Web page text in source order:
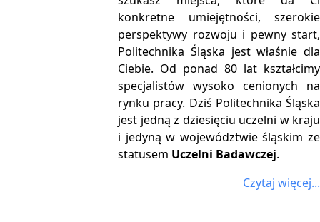
konkretne umiejętności, szerokie
perspektywy rozwoju i pewny start,
Politechnika Śląska jest właśnie dla
Ciebie. Od ponad 80 lat kształcimy
specjalistów wysoko cenionych na
rynku pracy. Dziś Politechnika Śląska
jest jedną z dziesięciu uczelni w kraju
i jedyną w województwie śląskim ze
statusem Uczelni Badawczej.
Czytaj więcej...